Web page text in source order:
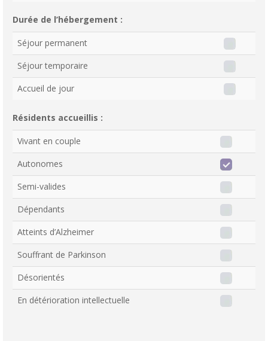
Durée de l’hébergement :
Séjour permanent
Séjour temporaire
Accueil de jour
Résidents accueillis :
Vivant en couple
Autonomes
Semi-valides
Dépendants
Atteints d’Alzheimer
Souffrant de Parkinson
Désorientés
En détérioration intellectuelle